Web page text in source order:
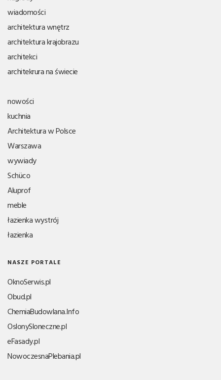
wiadomości
architektura wnętrz
architektura krajobrazu
architekci
architekrura na świecie
nowości
kuchnia
Architektura w Polsce
Warszawa
wywiady
Schüco
Aluprof
meble
łazienka wystrój
łazienka
NASZE PORTALE
OknoSerwis.pl
Obud.pl
ChemiaBudowlana.Info
OslonySloneczne.pl
eFasady.pl
NowoczesnaPlebania.pl